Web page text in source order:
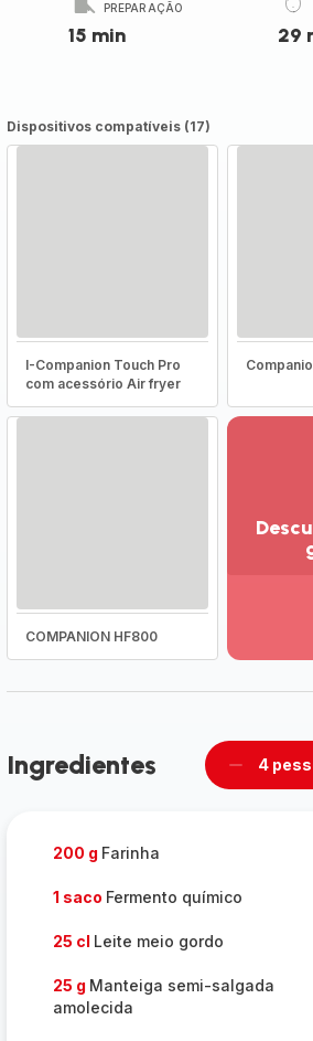
PREPARAÇÃO
15 min 29
Dispositivos compatíveis (17)
I-Companion Touch Pro
com acessório Air fryer
COMPANION HF800
Descubra
-
Ingredientes
Remover
4
200 g Farinha
1 saco Fermento químico
25 cl Leite meio gordo
25 g Manteiga semi-salgada
amolecida